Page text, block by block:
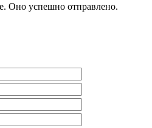
Оно успешно отправлено.